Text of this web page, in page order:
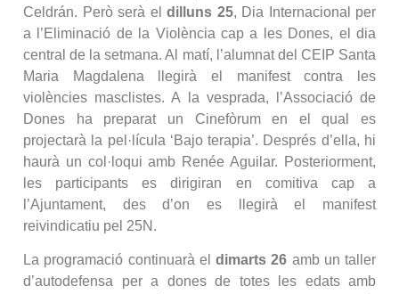
Celdrán. Però serà el dilluns 25, Dia Internacional per
a l’Eliminació de la Violència cap a les Dones, el dia
central de la setmana. Al matí, l’alumnat del CEIP Santa
Maria Magdalena llegirà el manifest contra les
violències masclistes. A la vesprada, l’Associació de
Dones ha preparat un Cinefòrum en el qual es
projectarà la pel·lícula ‘Bajo terapia’. Després d’ella, hi
haurà un col·loqui amb Renée Aguilar. Posteriorment,
les participants es dirigiran en comitiva cap a
l’Ajuntament, des d’on es llegirà el manifest
reivindicatiu pel 25N.
La programació continuarà el dimarts 26 amb un taller
d’autodefensa per a dones de totes les edats amb